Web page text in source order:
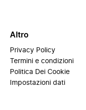
Altro
Privacy Policy
Termini e condizioni
Politica Dei Cookie
Impostazioni dati